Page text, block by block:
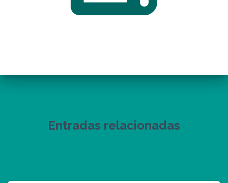
Entradas relacionadas